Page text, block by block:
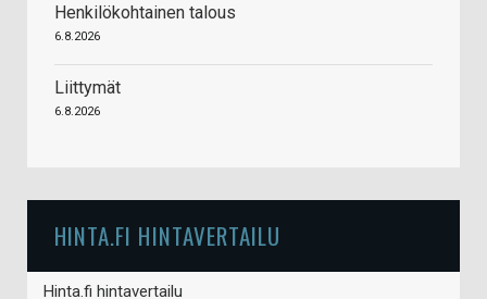
Henkilökohtainen talous
6.8.2026
Liittymät
6.8.2026
HINTA.FI HINTAVERTAILU
Hinta.fi hintavertailu